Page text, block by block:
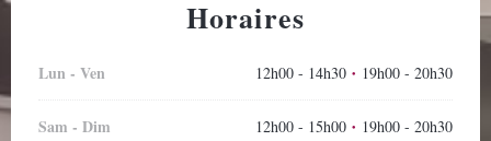
Horaires
Lun - Ven 12h00 - 14h30 • 19h00 - 20h30
Sam - Dim 12h00 - 15h00 • 19h00 - 20h30